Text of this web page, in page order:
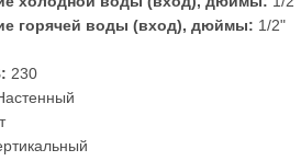
горячей воды (вход), дюймы: 1/2"
230